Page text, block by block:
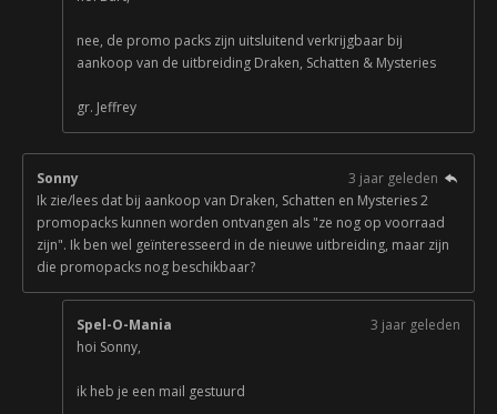
nee, de promo packs zijn uitsluitend verkrijgbaar bij
aankoop van de uitbreiding Draken, Schatten & Mysteries
gr. Jeffrey
Sonny
3 jaar geleden
Ik zie/lees dat bij aankoop van Draken, Schatten en Mysteries 2
promopacks kunnen worden ontvangen als "ze nog op voorraad
zijn". Ik ben wel geïnteresseerd in de nieuwe uitbreiding, maar zijn
die promopacks nog beschikbaar?
Spel-O-Mania
3 jaar geleden
hoi Sonny,
ik heb je een mail gestuurd